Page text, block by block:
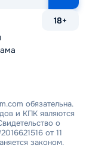
18+
обязательна.
и КПК являются
о
от 11
законом.